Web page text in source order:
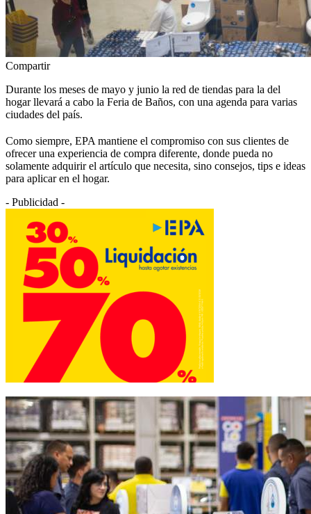
Compartir
Durante los meses de mayo y junio la red de tiendas para la del
hogar llevará a cabo la Feria de Baños, con una agenda para varias
ciudades del país.
Como siempre, EPA mantiene el compromiso con sus clientes de
ofrecer una experiencia de compra diferente, donde pueda no
solamente adquirir el artículo que necesita, sino consejos, tips e ideas
para aplicar en el hogar.
- Publicidad -